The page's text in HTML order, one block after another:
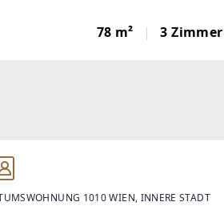
3 Zimmer Wohnung.Sie liegt
Lift. Die Wohnung wurde 2014
78 m² 3 Zimmer
1010 WIEN, INNERE STADT